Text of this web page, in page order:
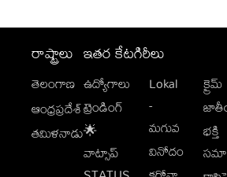
రాష్ట్రాలు
తెలంగాణ
ఆంధ్రప్రదేశ్
తమిళనాడు
ఇతర కేటగిరీలు
ఉద్యోగాలు
ట్రెండింగ్
🌟
వాట్సాప్
Lokal
-
మగువ
వినోదం
క్రైమ్
భక్తి